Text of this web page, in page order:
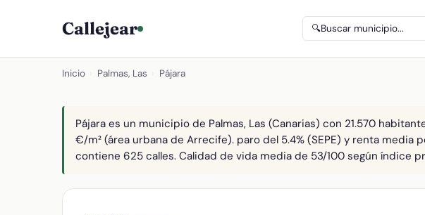
Callejear 🔍Buscar municipio...
Inicio Palmas, Las Pájara
Pájara es un municipio de Palmas, Las (Canarias) con 21.570
€/m² (área urbana de Arrecife). paro del 5.4% (SEPE) y renta media
contiene 625 calles. Calidad de vida media de 53/100 según índice